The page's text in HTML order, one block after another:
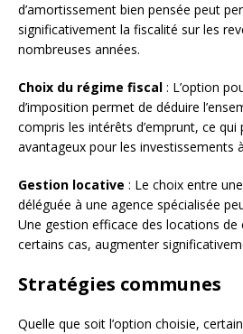
d’amortissement bien pensée peut
significativement la fiscalité sur les
nombreuses années.
Choix du régime fiscal : L’option
d’imposition permet de déduire
compris les intérêts d’emprunt, ce qui
avantageux pour les investissements
Gestion locative : Le choix entre
déléguée à une agence spécialisée
Une gestion efficace des locations
certains cas, augmenter
Stratégies communes
Quelle que soit l’option choisie,